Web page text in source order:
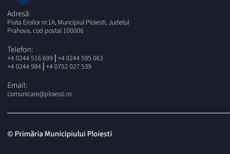
Adresă:
Piata Eroilor nr.1A, Muncipiul Ploiesti, Judetul
Prahova, cod postal 100006
Telefon:
+4 0244 516 699 | +4 0244 595 063
+4 0244 984 | +4 0752 027 539
Email:
comunicare@ploiesti.ro
© Primăria Municipiului Ploiesti